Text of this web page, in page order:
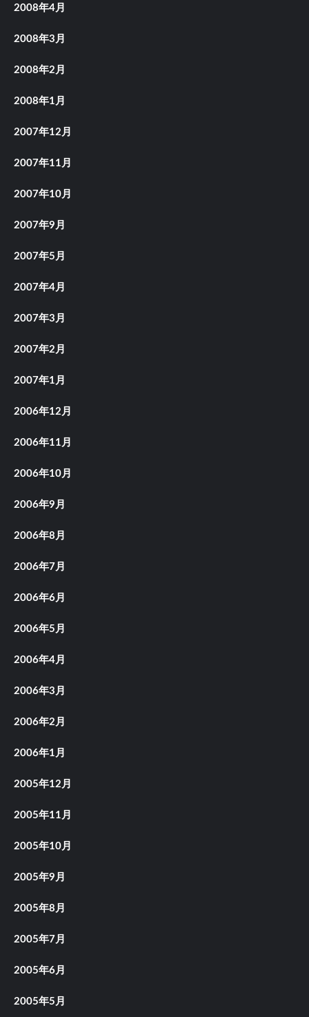
2008年4月
2008年3月
2008年2月
2008年1月
2007年12月
2007年11月
2007年10月
2007年9月
2007年5月
2007年4月
2007年3月
2007年2月
2007年1月
2006年12月
2006年11月
2006年10月
2006年9月
2006年8月
2006年7月
2006年6月
2006年5月
2006年4月
2006年3月
2006年2月
2006年1月
2005年12月
2005年11月
2005年10月
2005年9月
2005年8月
2005年7月
2005年6月
2005年5月